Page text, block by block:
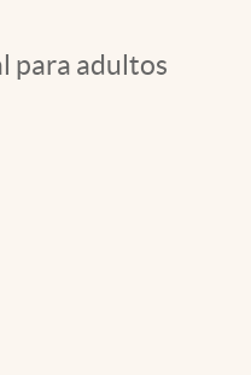
para adultos